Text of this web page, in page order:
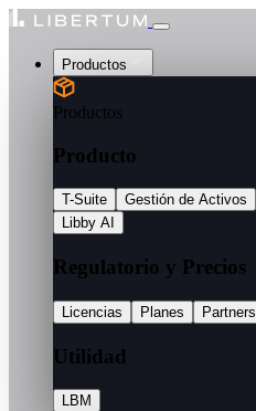
Productos
Productos
Producto
T-Suite Gestión de Activos
Libby AI
Regulatorio y Precios
Licencias Planes Partners
Utilidad
LBM